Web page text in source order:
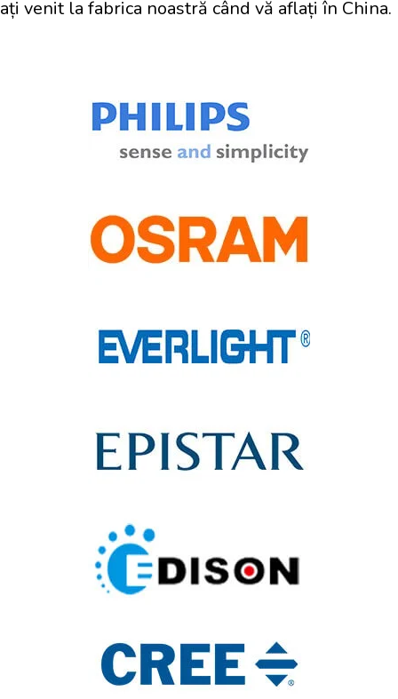
ați venit la fabrica noastră când vă aflați în China.